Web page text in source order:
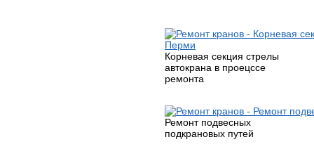
Корневая секция стрелы
автокрана в проецссе
ремонта
Ремонт подвесных
подкрановых путей